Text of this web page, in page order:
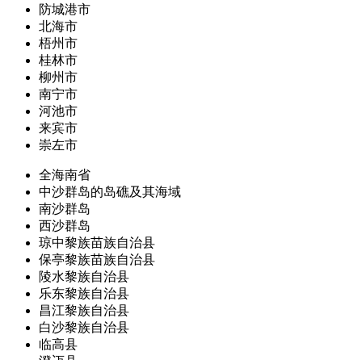
防城港市
北海市
梧州市
桂林市
柳州市
南宁市
河池市
来宾市
崇左市
全海南省
中沙群岛的岛礁及其海域
南沙群岛
西沙群岛
琼中黎族苗族自治县
保亭黎族苗族自治县
陵水黎族自治县
乐东黎族自治县
昌江黎族自治县
白沙黎族自治县
临高县